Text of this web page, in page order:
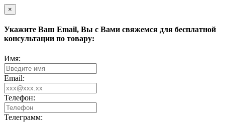
×
Укажите Ваш Email, Вы с Вами свяжемся для бесплатной
консультации по товару:
Имя:
Email:
Телефон:
Телеграмм: